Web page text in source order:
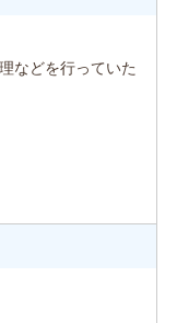
などを行っていた